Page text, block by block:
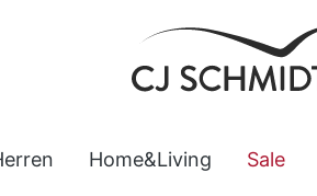
Home&Living Sale